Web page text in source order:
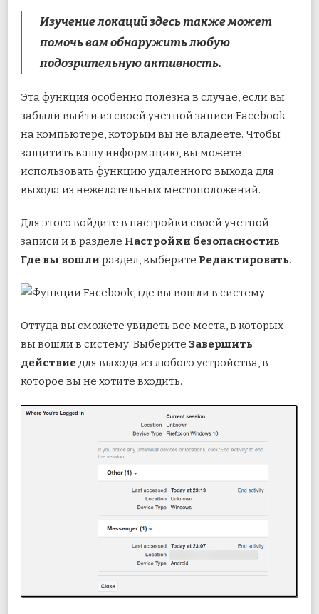
Изучение локаций здесь также может
помочь вам обнаружить любую
подозрительную активность.
Эта функция особенно полезна в случае, если вы
забыли выйти из своей учетной записи Facebook
на компьютере, которым вы не владеете. Чтобы
защитить вашу информацию, вы можете
использовать функцию удаленного выхода для
выхода из нежелательных местоположений.
Для этого войдите в настройки своей учетной
записи и в разделе Настройки безопасностив
Где вы вошли раздел, выберите Редактировать.
Оттуда вы сможете увидеть все места, в которых
вы вошли в систему. Выберите Завершить
действиедля выхода из любого устройства, в
которое вы не хотите входить.